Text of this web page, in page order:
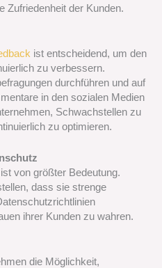
Zufriedenheit der Kunden.
ist entscheidend, um den
zu verbessern.
durchführen und auf
in den sozialen Medien
Schwachstellen zu
zu optimieren.
von größter Bedeutung.
dass sie strenge
ihrer Kunden zu wahren.
die Möglichkeit,